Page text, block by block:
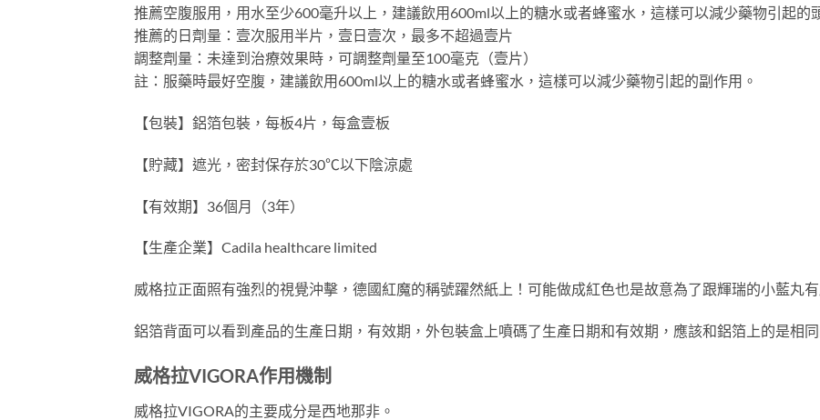
推薦空腹服用，用水至少600毫升以上，建議飲用600ml以上的糖水或者蜂蜜水，這樣可以減少藥物引起的
推薦的日劑量：壹次服用半片，壹日壹次，最多不超過壹片
調整劑量：未達到治療效果時，可調整劑量至100毫克（壹片）
註：服藥時最好空腹，建議飲用600ml以上的糖水或者蜂蜜水，這樣可以減少藥物引起的副作用。
【包裝】鋁箔包裝，每板4片，每盒壹板
【貯藏】遮光，密封保存於30℃以下陰涼處
【有效期】36個月（3年）
【生產企業】Cadila healthcare limited
威格拉正面照有強烈的視覺沖擊，德國紅魔的稱號躍然紙上！可能做成紅色也是故意為了跟輝瑞的小藍丸有
鋁箔背面可以看到產品的生產日期，有效期，外包裝盒上噴碼了生產日期和有效期，應該和鋁箔上的是相
威格拉VIGORA作用機制
威格拉VIGORA的主要成分是西地那非。